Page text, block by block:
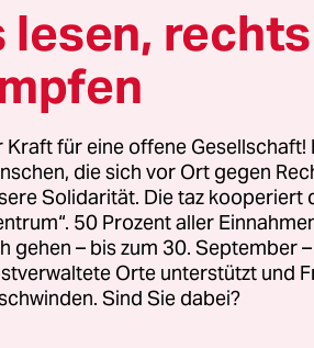
ContiundAndreas Wyputta
in der Berliner Runde
die Grünen umgarnt.
Botschaft: Wir beide,
aus, wer unter uns Kanzler
SPD doch die Wahl
stärker als die Union.
Ist das Schwäche? Oder
lesen, rechts
für eine offene Gesellschaft!
die sich vor Ort gegen
Solidarität. Die taz kooperiert
50 Prozent aller
gehen – bis zum 30. September
Orte unterstützt und
Sind Sie dabei?